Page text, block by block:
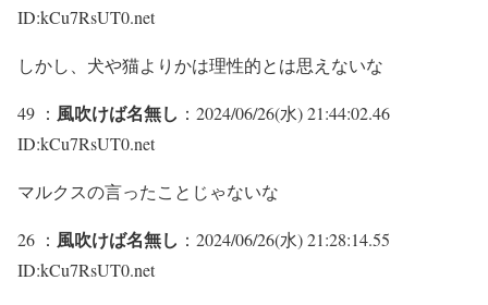
ID:kCu7RsUT0.net
しかし、犬や猫よりかは理性的とは思えないな
49 ： 風吹けば名無し ：2024/06/26(水) 21:44:02.46
ID:kCu7RsUT0.net
マルクスの言ったことじゃないな
26 ： 風吹けば名無し ：2024/06/26(水) 21:28:14.55
ID:kCu7RsUT0.net